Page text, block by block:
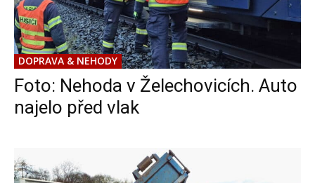
DOPRAVA & NEHODY
Foto: Nehoda v Želechovicích. Auto
najelo před vlak